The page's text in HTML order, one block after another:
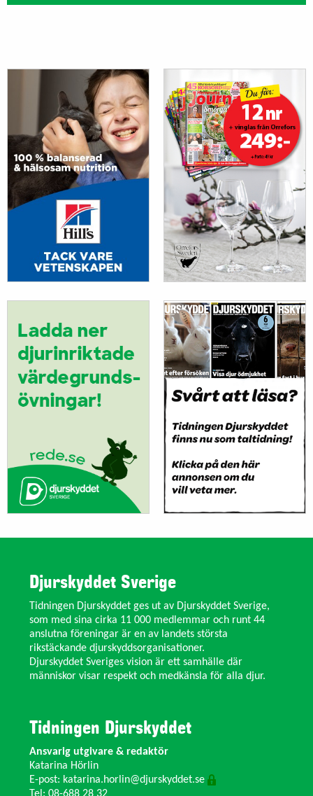
Djurskyddet Sverige
Tidningen Djurskyddet ges ut av Djurskyddet Sverige,
som med sina cirka 11 000 medlemmar och runt 44
anslutna föreningar är en av landets största
rikstäckande djurskyddsorganisationer.
Djurskyddet Sveriges vision är ett samhälle där
människor visar respekt och medkänsla för alla djur.
Tidningen Djurskyddet
Ansvarig utgivare & redaktör
Katarina Hörlin
E-post: katarina.horlin@djurskyddet.se
Tel: 08-688 28 32